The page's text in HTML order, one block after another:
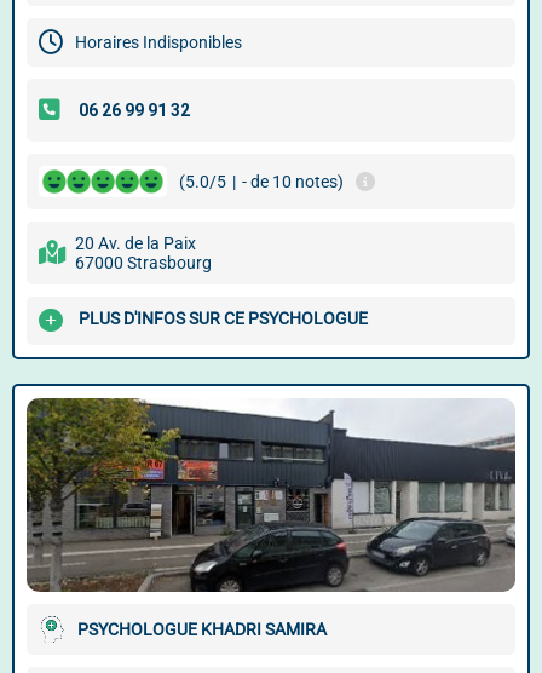
Horaires Indisponibles
(5.0/5 | - de 10 notes)
20 Av. de la Paix
67000 Strasbourg
PLUS D'INFOS SUR CE PSYCHOLOGUE
PSYCHOLOGUE KHADRI SAMIRA